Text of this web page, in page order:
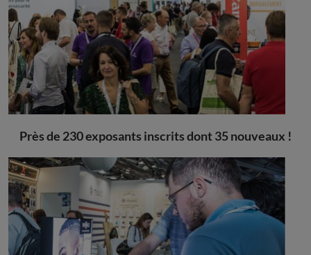
Près de 230 exposants inscrits dont 35 nouveaux !